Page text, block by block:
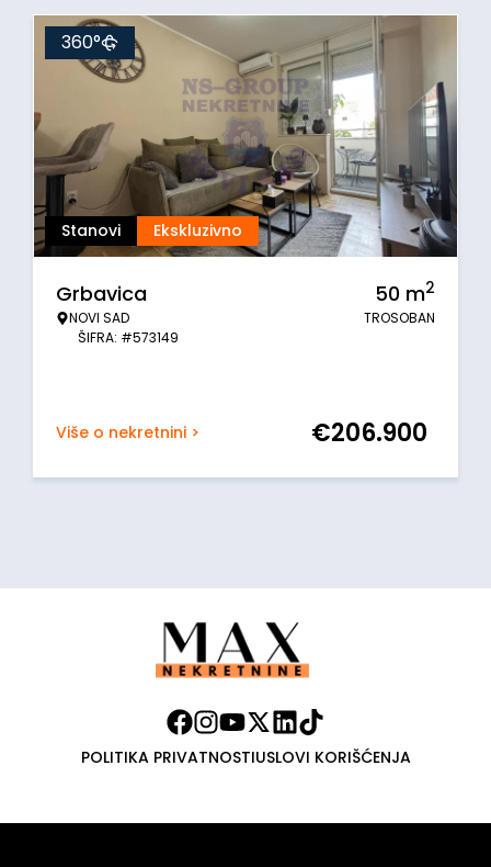
Stanovi Ekskluzivno
360°
Grbavica
NOVI SAD
ŠIFRA: #573149
50 m2
TROSOBAN
Više o nekretnini > €206.900
POLITIKA PRIVATNOSTIUSLOVI KORIŠĆENJA